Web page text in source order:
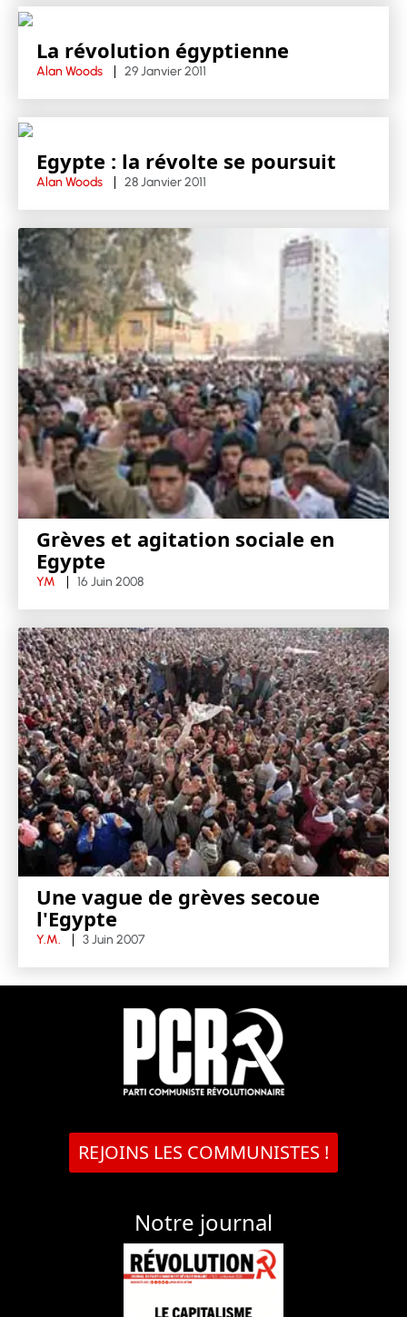
La révolution égyptienne
Alan Woods 29 Janvier 2011
Egypte : la révolte se poursuit
Alan Woods 28 Janvier 2011
Grèves et agitation sociale en
Egypte
YM 16 Juin 2008
Une vague de grèves secoue
l'Egypte
Y.M. 3 Juin 2007
REJOINS LES COMMUNISTES !
Notre journal